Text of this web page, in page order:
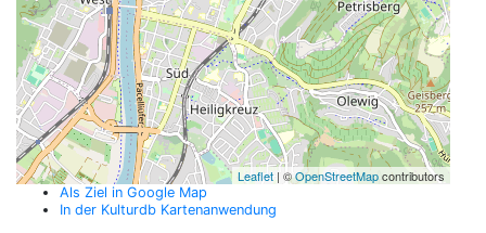
Leaflet| ©OpenStreetMapcontributors
Als Ziel in Google Map
In der Kulturdb Kartenanwendung